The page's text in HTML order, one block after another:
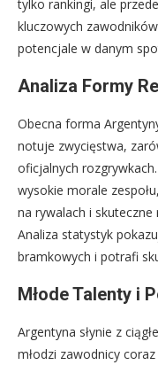
tylko rankingi, ale
kluczowych
potencjale w danym
Analiza Formy
Obecna forma
notuje zwycięstwa,
oficjalnych
wysokie morale
na rywalach i skuteczne
Analiza statystyk
bramkowych i potrafi
Młode Talenty i
Argentyna słynie z
młodzi zawodnicy